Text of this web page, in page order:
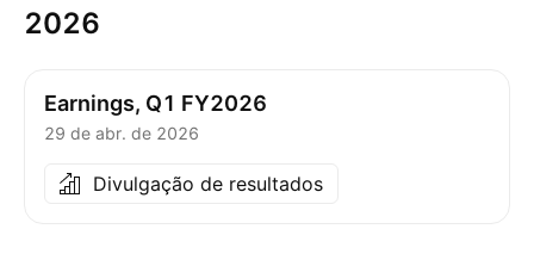
2026
Earnings, Q1 FY2026
29 de abr. de 2026
Divulgação de resultados